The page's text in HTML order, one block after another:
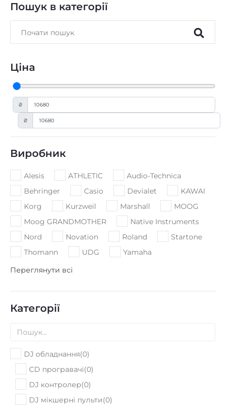
Пошук в категорії
Ціна
₴
₴
Виробник
Alesis ATHLETIC
Audio-Technica
Behringer
Casio Devialet
KAWAI
Korg
Kurzweil Marshall
MOOG
Moog GRANDMOTHER
Native Instruments
Nord
Novation Roland
Startone
Thomann
UDG
Yamaha
Переглянути всі
Категорії
DJ обладнання(0)
CD програвачі(0)
DJ контролер(0)
DJ мікшерні пульти(0)